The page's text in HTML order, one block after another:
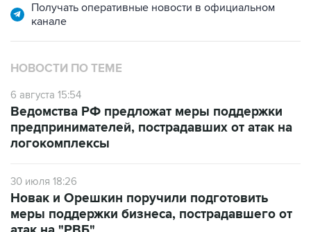
Получать оперативные новости в официальном
канале
НОВОСТИ ПО ТЕМЕ
6 августа 15:54
Ведомства РФ предложат меры поддержки
предпринимателей, пострадавших от атак на
логокомплексы
30 июля 18:26
Новак и Орешкин поручили подготовить
меры поддержки бизнеса, пострадавшего от